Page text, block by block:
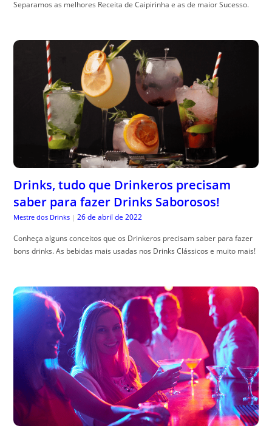
Separamos as melhores Receita de Caipirinha e as de maior Sucesso.
Drinks, tudo que Drinkeros precisam
saber para fazer Drinks Saborosos!
Mestre dos Drinks | 26 de abril de 2022
Conheça alguns conceitos que os Drinkeros precisam saber para fazer
bons drinks. As bebidas mais usadas nos Drinks Clássicos e muito mais!